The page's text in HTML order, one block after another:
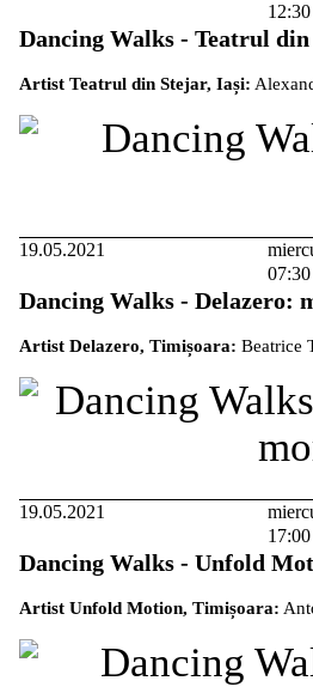
12:30
Dancing Walks - Teatrul
Artist Teatrul din Stejar, Iași:
19.05.2021
07:30
Dancing Walks - Delazero:
Artist Delazero, Timișoara: Beatrice
19.05.2021
17:00
Dancing Walks - Unfold
Artist Unfold Motion, Timișoara: